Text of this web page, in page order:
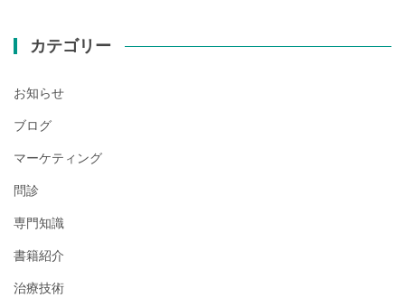
カテゴリー
お知らせ
ブログ
マーケティング
問診
専門知識
書籍紹介
治療技術